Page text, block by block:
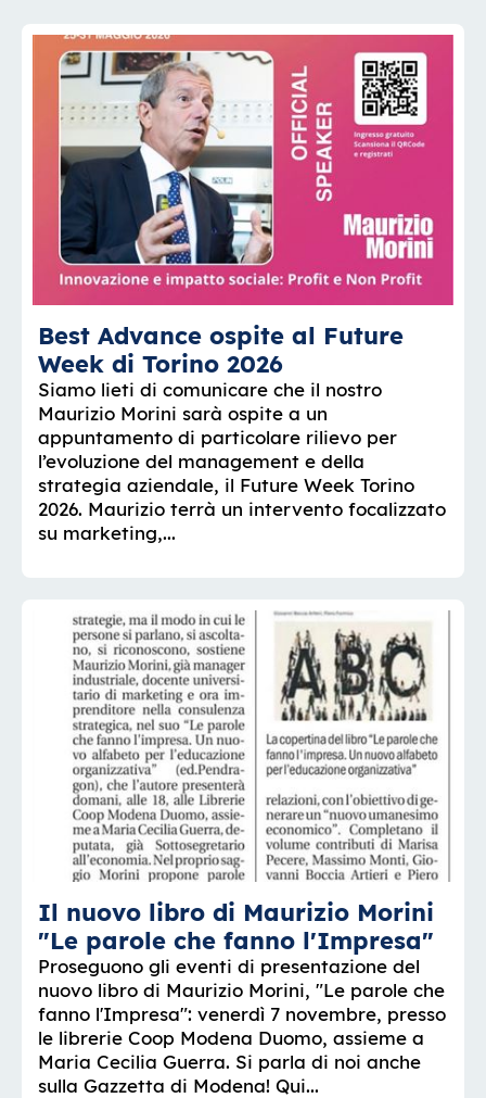
Best Advance ospite al Future
Week di Torino 2026
Siamo lieti di comunicare che il nostro
Maurizio Morini sarà ospite a un
appuntamento di particolare rilievo per
l’evoluzione del management e della
strategia aziendale, il Future Week Torino
2026. Maurizio terrà un intervento focalizzato
su marketing,...
Il nuovo libro di Maurizio Morini
"Le parole che fanno l'Impresa"
Proseguono gli eventi di presentazione del
nuovo libro di Maurizio Morini, "Le parole che
fanno l'Impresa": venerdì 7 novembre, presso
le librerie Coop Modena Duomo, assieme a
Maria Cecilia Guerra. Si parla di noi anche
sulla Gazzetta di Modena! Qui...